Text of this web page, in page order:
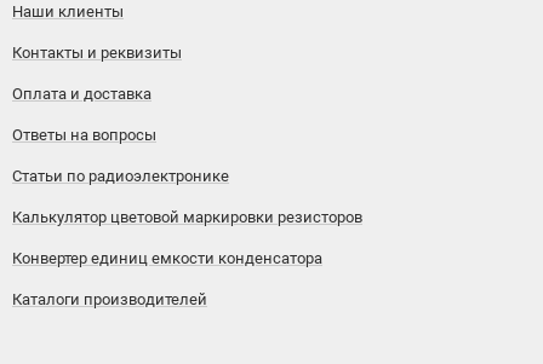
Наши клиенты
Контакты и реквизиты
Оплата и доставка
Ответы на вопросы
Статьи по радиоэлектронике
Калькулятор цветовой маркировки резисторов
Конвертер единиц емкости конденсатора
Каталоги производителей